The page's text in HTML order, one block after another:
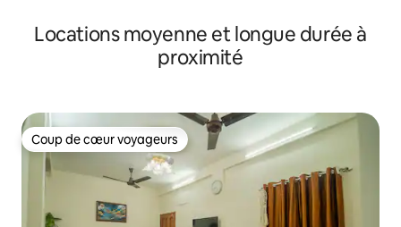
Locations moyenne et longue durée à
proximité
Coup de cœur voyageurs
Coup de cœur voyageurs